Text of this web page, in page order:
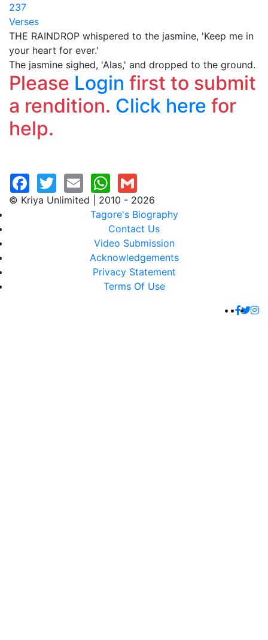
237
Verses
THE RAINDROP whispered to the jasmine, 'Keep me in
your heart for ever.'
The jasmine sighed, 'Alas,' and dropped to the ground.
Please Login first to submit
a rendition. Click here for
help.
© Kriya Unlimited | 2010 - 2026
Tagore's Biography
Contact Us
Video Submission
Acknowledgements
Privacy Statement
Terms Of Use